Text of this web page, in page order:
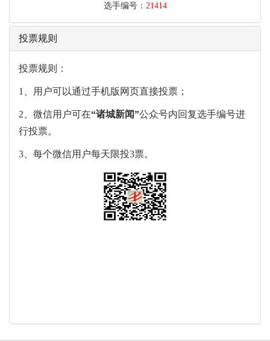
选手编号： 21414
投票规则
投票规则：
1、用户可以通过手机版网页直接投票；
2、微信用户可在“诸城新闻”公众号内回复选手编号进
行投票。
3、每个微信用户每天限投3票。